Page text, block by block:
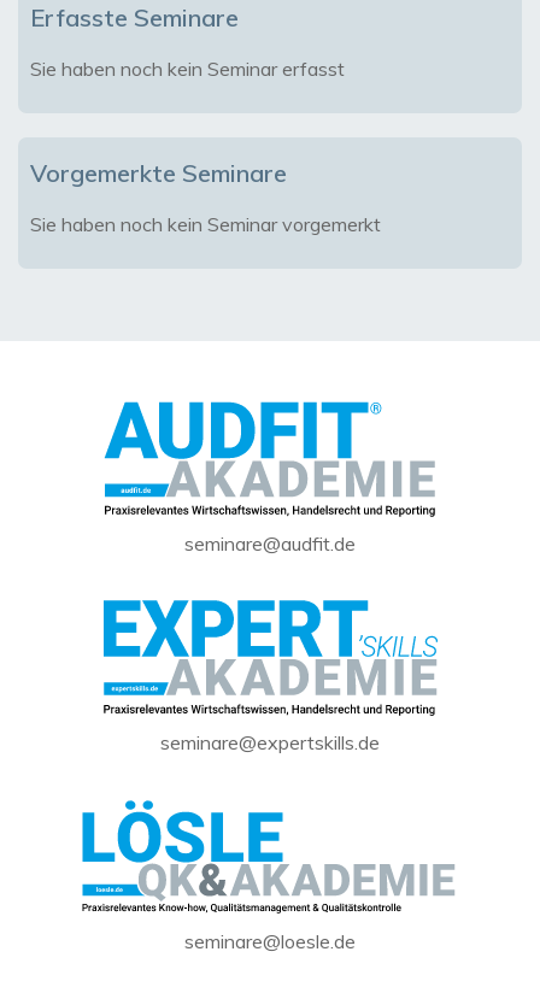
Erfasste Seminare
Sie haben noch kein Seminar erfasst
Vorgemerkte Seminare
Sie haben noch kein Seminar vorgemerkt
seminare@audfit.de
seminare@expertskills.de
seminare@loesle.de